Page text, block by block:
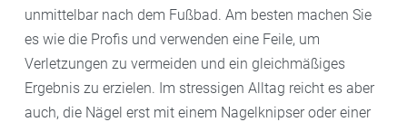
unmittelbar nach dem Fußbad. Am besten machen Sie
es wie die Profis und verwenden eine Feile, um
Verletzungen zu vermeiden und ein gleichmäßiges
Ergebnis zu erzielen. Im stressigen Alltag reicht es aber
auch, die Nägel erst mit einem Nagelknipser oder einer